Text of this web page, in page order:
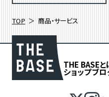
TOP 商品・サービス
THE BASEと
ショップブ